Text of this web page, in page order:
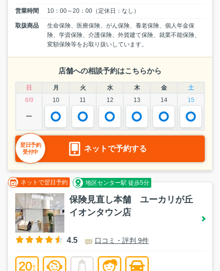
営業時間 10：00～20：00（定休日：なし）
取扱商品
生命保険、医療保険、がん保険、養老保険、個人年金保
険、学資保険、介護保険、外貨建て保険、就業不能保険、
変額保険等をお取り扱いしています。
店舗への相談予約はこちらから
日 月 火 水 木 金
土
8/9
10 11 12 13 14 15
ー
ネットで予約する
翌日予約
受付中
ネットで翌日予約 地区センター駅 徒歩5分
保険見直し本舗 ユーカリが丘
イオンタウン店
4.5 口コミ・評判 9件